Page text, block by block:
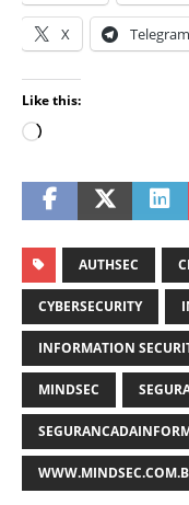
X Telegram
Like this:
AUTHSEC
CYBERSECURITY
INFORMATION
MINDSEC